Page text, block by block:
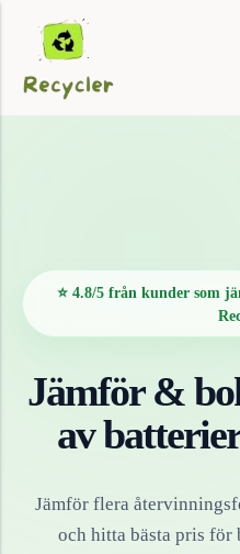
⭐ 4.8/5 från kunder som
Jämför &
avbatterier
Jämför flera
och hitta bästa pris